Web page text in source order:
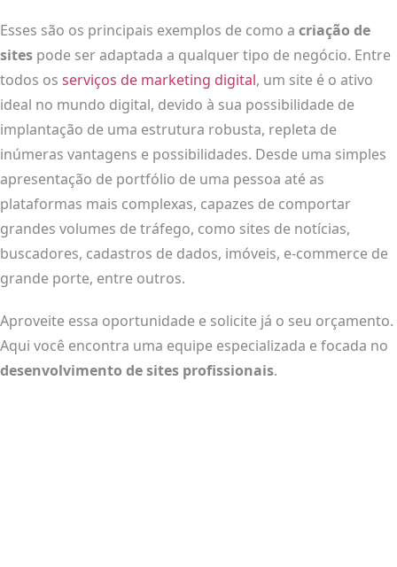
Esses são os principais exemplos de como a criação de
sites pode ser adaptada a qualquer tipo de negócio. Entre
todos os serviços de marketing digital, um site é o ativo
ideal no mundo digital, devido à sua possibilidade de
implantação de uma estrutura robusta, repleta de
inúmeras vantagens e possibilidades. Desde uma simples
apresentação de portfólio de uma pessoa até as
plataformas mais complexas, capazes de comportar
grandes volumes de tráfego, como sites de notícias,
buscadores, cadastros de dados, imóveis, e-commerce de
grande porte, entre outros.
Aproveite essa oportunidade e solicite já o seu orçamento.
Aqui você encontra uma equipe especializada e focada no
desenvolvimento de sites profissionais.